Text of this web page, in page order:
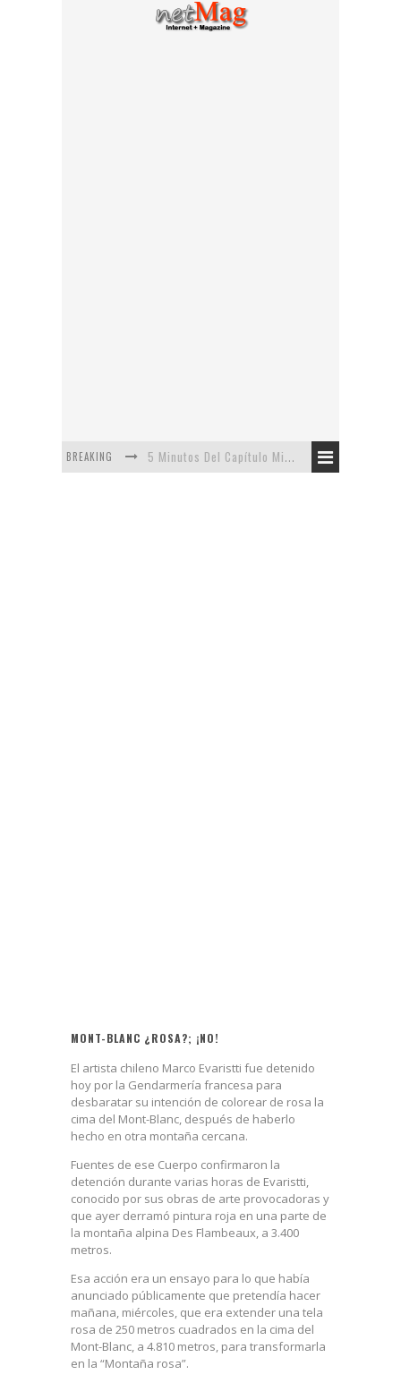
BREAKING
5 Minutos Del Capítulo Mixto: The Simpsons Y Family Guy
MONT-BLANC ¿ROSA?; ¡NO!
El artista chileno Marco Evaristti fue detenido
hoy por la Gendarmería francesa para
desbaratar su intención de colorear de rosa la
cima del Mont-Blanc, después de haberlo
hecho en otra montaña cercana.
Fuentes de ese Cuerpo confirmaron la
detención durante varias horas de Evaristti,
conocido por sus obras de arte provocadoras y
que ayer derramó pintura roja en una parte de
la montaña alpina Des Flambeaux, a 3.400
metros.
Esa acción era un ensayo para lo que había
anunciado públicamente que pretendía hacer
mañana, miércoles, que era extender una tela
rosa de 250 metros cuadrados en la cima del
Mont-Blanc, a 4.810 metros, para transformarla
en la “Montaña rosa”.